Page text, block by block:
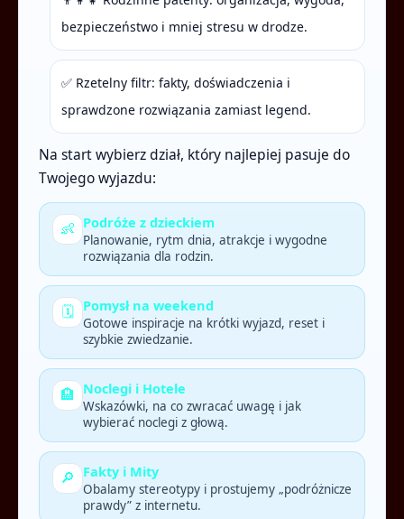
bezpieczeństwo i mniej stresu w drodze.
✅ Rzetelny filtr: fakty, doświadczenia i
sprawdzone rozwiązania zamiast legend.
Na start wybierz dział, który najlepiej pasuje do
Twojego wyjazdu:
👶 Podróże z dzieckiem
Planowanie, rytm dnia, atrakcje i wygodne
rozwiązania dla rodzin.
🗓️ Pomysł na weekend
Gotowe inspiracje na krótki wyjazd, reset i
szybkie zwiedzanie.
🏨 Noclegi i Hotele
Wskazówki, na co zwracać uwagę i jak
wybierać noclegi z głową.
🔎 Fakty i Mity
Obalamy stereotypy i prostujemy „podróżnicze
prawdy” z internetu.